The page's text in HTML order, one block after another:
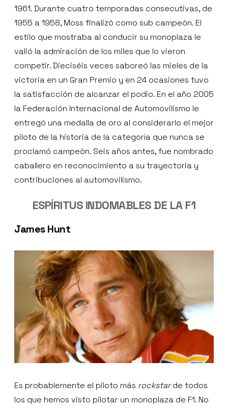
1961. Durante cuatro temporadas consecutivas, de
1955 a 1958, Moss finalizó como sub campeón. El
estilo que mostraba al conducir su monoplaza le
valió la admiración de los miles que lo vieron
competir. Dieciséis veces saboreó las mieles de la
victoria en un Gran Premio y en 24 ocasiones tuvo
la satisfacción de alcanzar el podio. En el año 2005
la Federación Internacional de Automovilismo le
entregó una medalla de oro al considerarlo el mejor
piloto de la historia de la categoría que nunca se
proclamó campeón. Seis años antes, fue nombrado
caballero en reconocimiento a su trayectoria y
contribuciones al automovilismo.
ESPÍRITUS INDOMABLES DE LA F1
James Hunt
Es probablemente el piloto más rockstarde todos
los que hemos visto pilotar un monoplaza de F1. No